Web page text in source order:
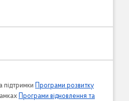
підтримки
Програми розвитку
Програми відновлення та